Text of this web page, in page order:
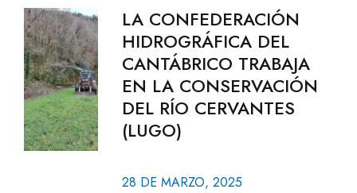
LA CONFEDERACIÓN
HIDROGRÁFICA DEL
CANTÁBRICO TRABAJA
EN LA CONSERVACIÓN
DEL RÍO CERVANTES
(LUGO)
28 DE MARZO, 2025